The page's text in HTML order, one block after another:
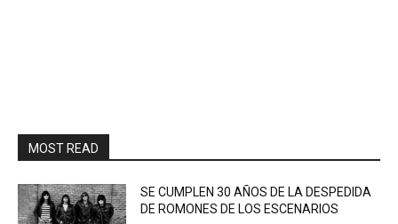
MOST READ
SE CUMPLEN 30 AÑOS DE LA DESPEDIDA
DE ROMONES DE LOS ESCENARIOS